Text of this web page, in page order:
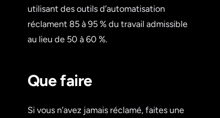
utilisant des outils d’automatisation
réclament 85 à 95 % du travail admissible
au lieu de 50 à 60 %.
Que faire
Si vous n’avez jamais réclamé, faites une